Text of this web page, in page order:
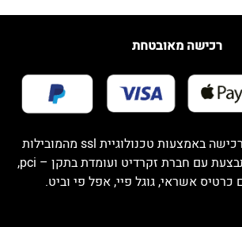
רכישה מאובטחת
אתרינו מאובטח לרכישה באמצעות טכנולוגיית ssl מהמובילות
בעולם. הסליקה מתבצעת עם חברת זקרדיט ועומדת בתקן – pci,
כרטיס אשראי, גוגל פיי, אפל פי וביט.